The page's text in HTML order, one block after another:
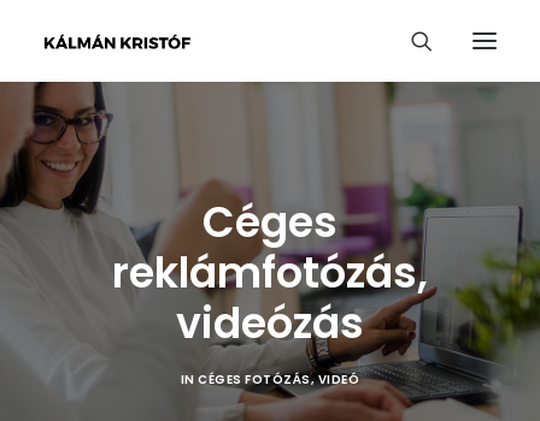
Céges
reklámfotózás,
videózás
INCÉGES FOTÓZÁS,VIDEÓ